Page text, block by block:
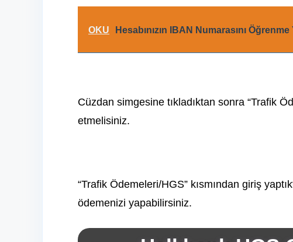
OKU Hesabınızın IBAN Numarasını Öğrenme
Cüzdan simgesine tıkladıktan sonra “Trafik
etmelisiniz.
“Trafik Ödemeleri/HGS” kısmından giriş
ödemenizi yapabilirsiniz.